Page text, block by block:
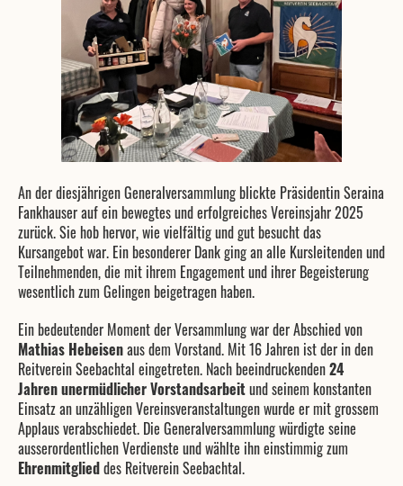
An der diesjährigen Generalversammlung blickte Präsidentin Seraina
Fankhauser auf ein bewegtes und erfolgreiches Vereinsjahr 2025
zurück. Sie hob hervor, wie vielfältig und gut besucht das
Kursangebot war. Ein besonderer Dank ging an alle Kursleitenden und
Teilnehmenden, die mit ihrem Engagement und ihrer Begeisterung
wesentlich zum Gelingen beigetragen haben.
Ein bedeutender Moment der Versammlung war der Abschied von
Mathias Hebeisenaus dem Vorstand. Mit 16 Jahren ist der in den
Reitverein Seebachtal eingetreten. Nach beeindruckenden24
Jahren unermüdlicher Vorstandsarbeitund seinem konstanten
Einsatz an unzähligen Vereinsveranstaltungen wurde er mit grossem
Applaus verabschiedet. Die Generalversammlung würdigte seine
ausserordentlichen Verdienste und wählte ihn einstimmig zum
Ehrenmitglieddes Reitverein Seebachtal.